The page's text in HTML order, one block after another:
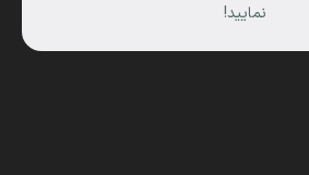
نمایید!